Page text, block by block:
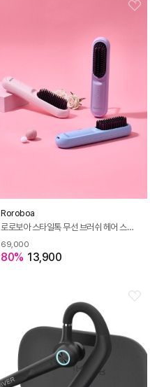
Roroboa
로로보아 스타일톡 무선 브러쉬 헤어 스타일러
69,000
80% 13,900